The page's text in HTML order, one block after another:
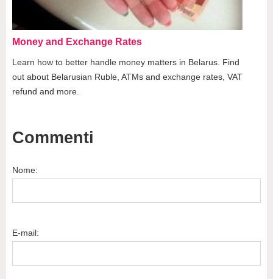
Money and Exchange Rates
Learn how to better handle money matters in Belarus. Find
out about Belarusian Ruble, ATMs and exchange rates, VAT
refund and more.
Commenti
Nome:
E-mail: